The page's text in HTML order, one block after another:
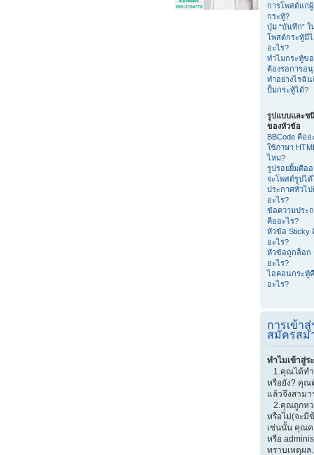
การโพสต์แก่
กระทู้?
ปุ่ม “บันทึก” ใ
โพสต์กระทู้มี
อะไร?
ทำไมกระทู้ข
ต้องรอการอ
ทำอย่างไรฉัน
ปั้มกระทู้ได้?
รูปแบบและช
ของหัวข้อ
BBCode คืออ
ใช้ภาษา
ไหม?
รูปรอยยิ้มคืออ
จะโพสต์รูปไ
ประกาศทั่วไ
อะไร?
ข้อความประ
คืออะไร?
หัวข้อ Sticky
อะไร?
หัวข้อถูกล็อก
อะไร?
ไอคอนกระทู้
อะไร?
การเข้า
สมัครสม
ทำไมเข้าสู่ร
1.คุณได้ทำ
หรือยัง? คุณ
แล้วจึงสามา
2.คุณถูกหว
หรือไม่(จะมี
เช่นนั้น คุณค
หรือ
ทราบเหตุผล.